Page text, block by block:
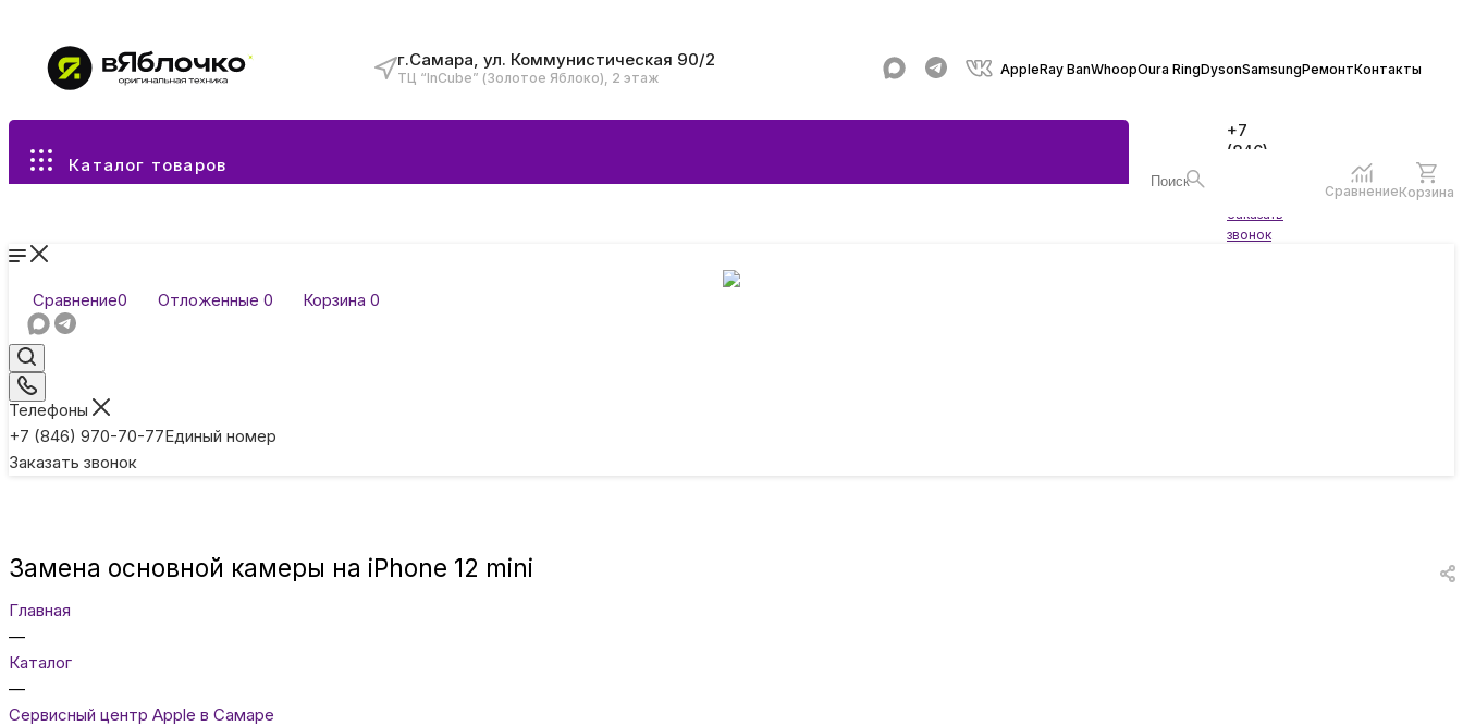
г.Самара, ул. Коммунистическая 90/2
ТЦ “InCube” (Золотое Яблоко), 2 этаж
AppleRay BanWhoopOura RingDysonSamsungРемонтКонтакты
Каталог товаров
+7
(846)
Заказать
звонок
СравнениеКорзина
Сравнение0 Отложенные 0 Корзина 0
Телефоны
+7 (846) 970-70-77Единый номер
Заказать звонок
Все разделы каталога
Замена основной камеры на iPhone 12 mini
Главная
—
Каталог
—
Сервисный центр Apple в Самаре